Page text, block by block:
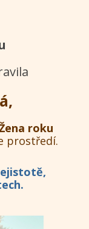
roku
prostředí.